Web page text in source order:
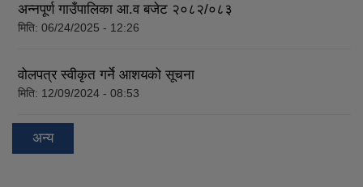
अन्नपूर्ण गाउँपालिका आ.व बजेट २०८२/०८३
मिति: 06/24/2025 - 12:26
वोलपत्र स्वीकृत गर्ने आशयको सूचना
मिति: 12/09/2024 - 08:53
अन्य